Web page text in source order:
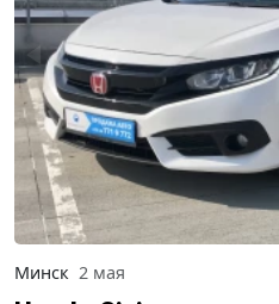
Минск 2 мая